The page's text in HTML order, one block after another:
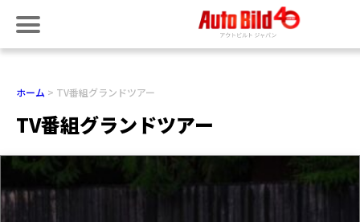
ホーム TV番組グランドツアー
TV番組グランドツアー